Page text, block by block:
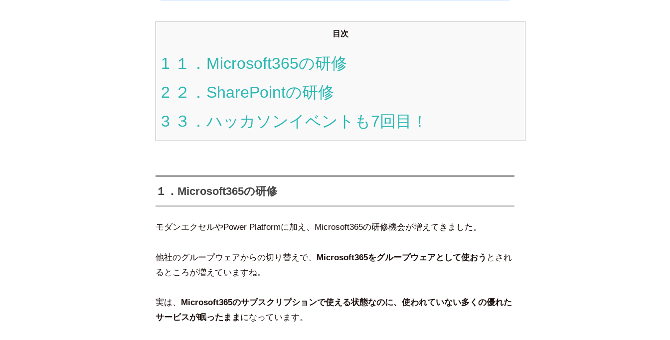
目次
1 １．Microsoft365の研修
2 ２．SharePointの研修
3 ３．ハッカソンイベントも7回目！
１．Microsoft365の研修
モダンエクセルやPower Platformに加え、Microsoft365の研修機会が増えてきました。
他社のグループウェアからの切り替えで、 Microsoft365をグループウェアとして使おう とされ
るところが増えていますね。
実は、
Microsoft365のサブスクリプションで使える状態なのに、使われていない多くの優れた
サービスが眠ったまま になっています。